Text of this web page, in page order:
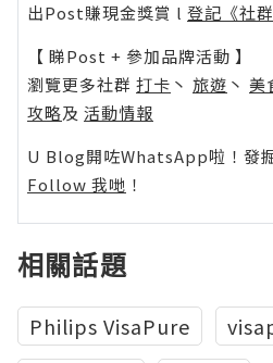
出Post賺現金獎賞 l 登記《社
【 睇Post + 參加品牌活動 】
瀏覽更多社群 打卡 丶 旅遊 丶 美
攻略及 活動情報
U Blog開咗WhatsApp啦！發
Follow 我哋 ！
相關話題
Philips VisaPure